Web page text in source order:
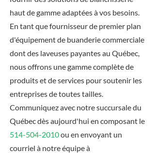
haut de gamme adaptées à vos besoins.
En tant que fournisseur de premier plan
d'équipement de buanderie commerciale
dont des laveuses payantes au Québec,
nous offrons une gamme complète de
produits et de services pour soutenir les
entreprises de toutes tailles.
Communiquez avec notre succursale du
Québec dès aujourd'hui en composant le
514-504-2010ou en envoyant un
courriel à notre équipe à